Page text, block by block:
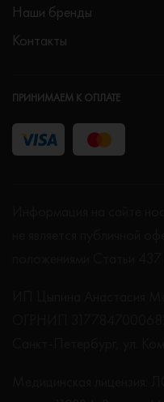
Наши бренды
Контакты
ПРИНИМАЕМ К ОПЛАТЕ